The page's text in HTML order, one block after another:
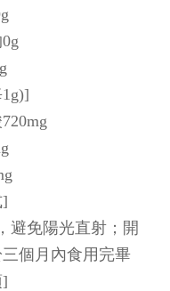
避免陽光直射；開
個月內食用完畢